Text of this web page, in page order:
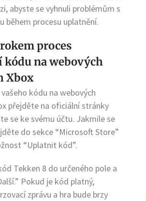
abyste se vyhnuli problémům s
během procesu uplatnění.
proces
na webových
Xbox
kódu na webových
přejděte na oficiální stránky
se ke svému účtu. Jakmile se
do sekce “Microsoft Store”
“Uplatnit kód”.
Tekken 8 do určeného pole a
Pokud je kód platný,
zprávu a hra bude brzy